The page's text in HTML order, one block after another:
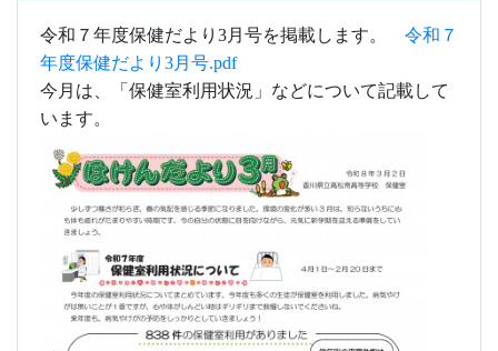
令和７年度保健だより3月号を掲載します。 令和７
年度保健だより3月号.pdf
今月 は、 「保健室利用状況」などについて記載して
います。